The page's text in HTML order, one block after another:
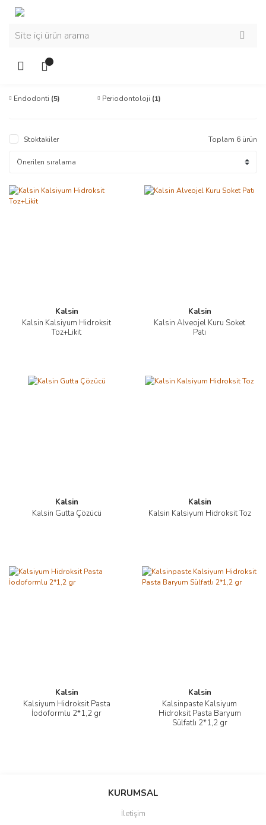
Endodonti (5) Periodontoloji (1)
Stoktakiler Toplam 6 ürün
Kalsin
Kalsin Kalsiyum Hidroksit
Toz+Likit
Kalsin
Kalsin Alveojel Kuru Soket
Patı
Kalsin
Kalsin Gutta Çözücü
Kalsin
Kalsin Kalsiyum Hidroksit Toz
Kalsin
Kalsiyum Hidroksit Pasta
İodoformlu 2*1,2 gr
Kalsin
Kalsinpaste Kalsiyum
Hidroksit Pasta Baryum
Sülfatlı 2*1,2 gr
KURUMSAL
İletişim